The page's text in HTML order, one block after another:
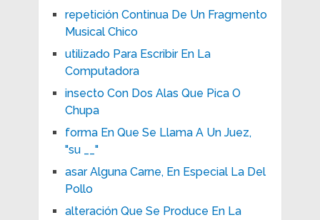
repetición Continua De Un Fragmento
Musical Chico
utilizado Para Escribir En La
Computadora
insecto Con Dos Alas Que Pica O
Chupa
forma En Que Se Llama A Un Juez,
"su __"
asar Alguna Carne, En Especial La Del
Pollo
alteración Que Se Produce En La